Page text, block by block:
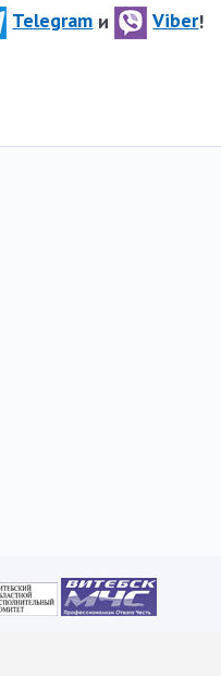
Telegram и Viber!